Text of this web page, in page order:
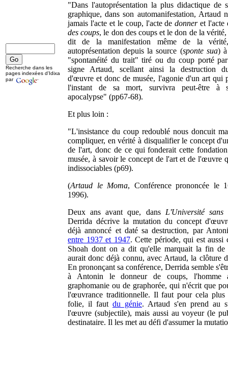
"Dans l'autoprésentation la plus didactique de
graphique, dans son automanifestation, Artaud
jamais l'acte et le coup, l'acte dedonneret l'acte
des coups, le don des coups et le don de la
dit de la manifestation même de la
autoprésentation depuis la source (sponte sua) à
"spontanéité du trait" tiré ou du coup porté
signe Artaud, scellant ainsi la destruction
d'œuvre et donc de musée, l'agonie d'un art qui
l'instant de sa mort, survivra peut-être à
apocalypse" (pp67-68).
Et plus loin :
"L'insistance du coup redoublé nous doncuit
compliquer, en vérité à disqualifier le concept
de l'art, donc de ce qui fonderait cette
musée, à savoir le concept de l'art et de l'œuvre
indissociables (p69).
(Artaud le Moma, Conférence prononcée le
1996).
Deux ans avant que, dans L'Université sans
Derrida décrive la mutation du concept
déjà annoncé et daté sa destruction, par
entre 1937 et 1947. Cette période, qui est aussi
Shoah dont on a dit qu'elle marquait la fin de
aurait donc déjà connu, avec Artaud, la clôture
En prononçant sa conférence, Derrida semble
à Antonin le donneur de coups, l'homme
graphomanie ou de graphorée, qui n'écrit que
l'œuvrance traditionnelle. Il faut pour cela plus
folie, il faut du génie. Artaud s'en prend au
l'œuvre (subjectile), mais aussi au voyeur (le
destinataire. Il les met au défi d'assumer la
Recherche dans les
pages indexées d'Idixa
par